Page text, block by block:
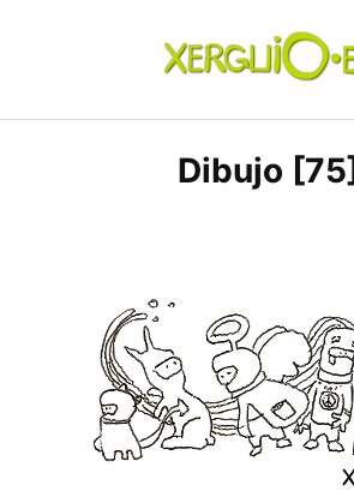
xerguio.ES | ilustración
Dibujo [75]